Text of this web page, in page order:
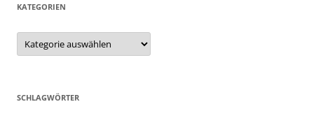
KATEGORIEN
Kategorien
SCHLAGWÖRTER